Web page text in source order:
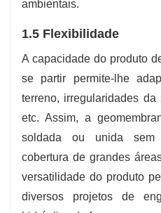
ambientais.
1.5 Flexibilidade
A capacidade do produto
se partir permite-lhe
terreno, irregularidades
etc. Assim, a
soldada ou unida sem
cobertura de grandes
versatilidade do produto
diversos projetos de